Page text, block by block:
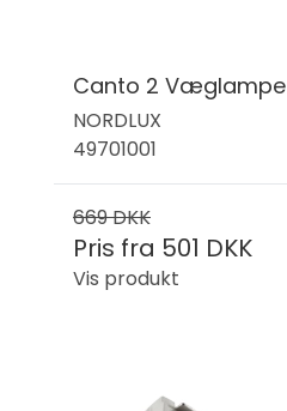
Canto 2 Væglampe
NORDLUX
49701001
669 DKK
Pris fra 501 DKK
Vis produkt